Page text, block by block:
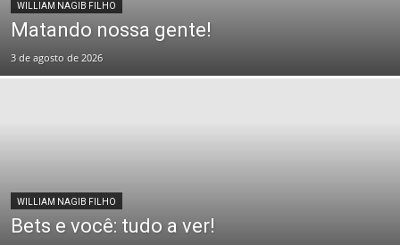
WILLIAM NAGIB FILHO
Matando nossa gente!
3 de agosto de 2026
WILLIAM NAGIB FILHO
Bets e você: tudo a ver!